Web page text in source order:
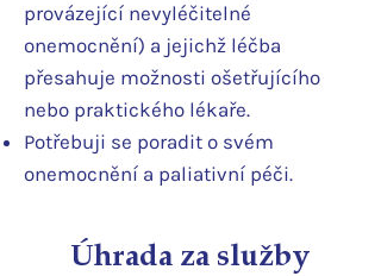
provázející nevyléčitelné
onemocnění) a jejichž léčba
přesahuje možnosti ošetřujícího
nebo praktického lékaře.
Potřebuji se poradit o svém
onemocnění a paliativní péči.
Úhrada za služby